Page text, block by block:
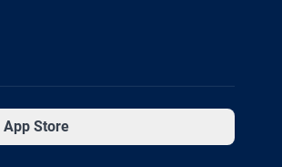
App Store